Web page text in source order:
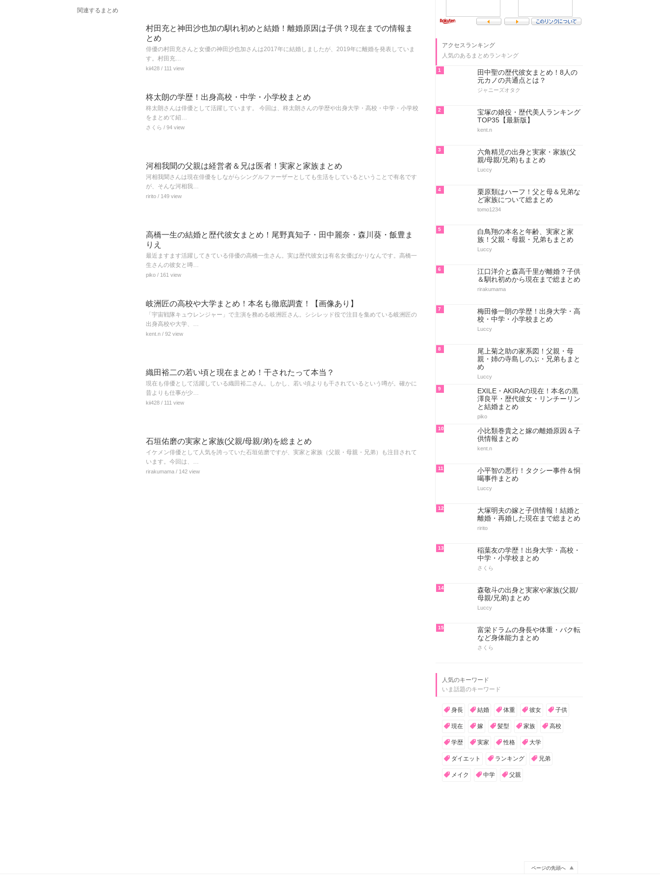
関連するまとめ
村田充と神田沙也加の馴れ初めと結婚！離婚原因は子供？現在までの情報ま
とめ
俳優の村田充さんと女優の神田沙也加さんは2017年に結婚しましたが、2019年に離婚を発表していま
す。村田充…
kii428 / 111 view
柊太朗の学歴！出身高校・中学・小学校まとめ
柊太朗さんは俳優として活躍しています。 今回は、柊太朗さんの学歴や出身大学・高校・中学・小学校
をまとめて紹…
さくら / 94 view
河相我聞の父親は経営者＆兄は医者！実家と家族まとめ
河相我聞さんは現在俳優をしながらシングルファーザーとしても生活をしているということで有名です
が、そんな河相我…
ririto / 149 view
高橋一生の結婚と歴代彼女まとめ！尾野真知子・田中麗奈・森川葵・飯豊ま
りえ
最近ますます活躍してきている俳優の高橋一生さん。実は歴代彼女は有名女優ばかりなんです。高橋一
生さんの彼女と噂…
piko / 161 view
岐洲匠の高校や大学まとめ！本名も徹底調査！【画像あり】
「宇宙戦隊キュウレンジャー」で主演を務める岐洲匠さん。シシレッド役で注目を集めている岐洲匠の
出身高校や大学、…
kent.n / 92 view
織田裕二の若い頃と現在まとめ！干されたって本当？
現在も俳優として活躍している織田裕二さん。しかし、若い頃よりも干されているという噂が。確かに
昔よりも仕事が少…
kii428 / 111 view
石垣佑磨の実家と家族(父親/母親/弟)を総まとめ
イケメン俳優として人気を誇っていた石垣佑磨ですが、実家と家族（父親・母親・兄弟）も注目されて
います。今回は、…
rirakumama / 142 view
アクセスランキング
人気のあるまとめランキング
1
田中聖の歴代彼女まとめ！8人の
元カノの共通点とは？
ジャニーズオタク
2
宝塚の娘役・歴代美人ランキング
TOP35【最新版】
kent.n
3
六角精児の出身と実家・家族(父
親/母親/兄弟)もまとめ
Luccy
4
栗原類はハーフ！父と母＆兄弟な
ど家族について総まとめ
tomo1234
5
白鳥翔の本名と年齢、実家と家
族！父親・母親・兄弟もまとめ
Luccy
6
江口洋介と森高千里が離婚？子供
＆馴れ初めから現在まで総まとめ
rirakumama
7
梅田修一朗の学歴！出身大学・高
校・中学・小学校まとめ
Luccy
8
尾上菊之助の家系図！父親・母
親・姉の寺島しのぶ・兄弟もまと
め
Luccy
9
EXILE・AKIRAの現在！本名の黒
澤良平・歴代彼女・リンチーリン
と結婚まとめ
piko
10
小比類巻貴之と嫁の離婚原因＆子
供情報まとめ
kent.n
11
小平智の悪行！タクシー事件＆恫
喝事件まとめ
Luccy
12
大塚明夫の嫁と子供情報！結婚と
離婚・再婚した現在まで総まとめ
ririto
13
稲葉友の学歴！出身大学・高校・
中学・小学校まとめ
さくら
14
森敬斗の出身と実家や家族(父親/
母親/兄弟)まとめ
Luccy
15
富栄ドラムの身長や体重・バク転
など身体能力まとめ
さくら
人気のキーワード
いま話題のキーワード
身長 結婚 体重 彼女 子供
現在 嫁 髪型 家族 高校
学歴 実家 性格 大学
ダイエット ランキング 兄弟
メイク 中学 父親
ページの先頭へ